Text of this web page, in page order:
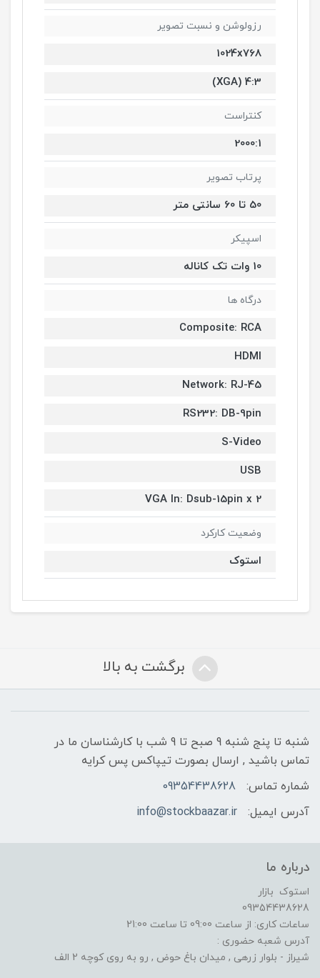
رزولوشن و نسبت تصویر
1024x768
4:3 (XGA)
کنتراست
2000:1
پرتاب تصویر
50 تا 60 سانتی متر
اسپیکر
10 وات تک کاناله
درگاه ها
Composite: RCA
HDMI
Network: RJ-45
RS232: DB-9pin
S-Video
USB
VGA In: Dsub-15pin x 2
وضعیت کارکرد
استوک
برگشت به بالا
شنبه تا پنج شنبه 9 صبح تا 9 شب با کارشناسان ما در
تماس باشید , ارسال بصورت تیپاکس پس کرایه
شماره تماس:
09354438628
آدرس ایمیل:
info@stockbaazar.ir
درباره ما
استوک بازار
09354438628
ساعات کاری: از ساعت 09:00 تا ساعت 21:00
آدرس شعبه حضوری :
شیراز - بلوار زرهی , میدان باغ حوض , رو به روی کوچه 2 الف